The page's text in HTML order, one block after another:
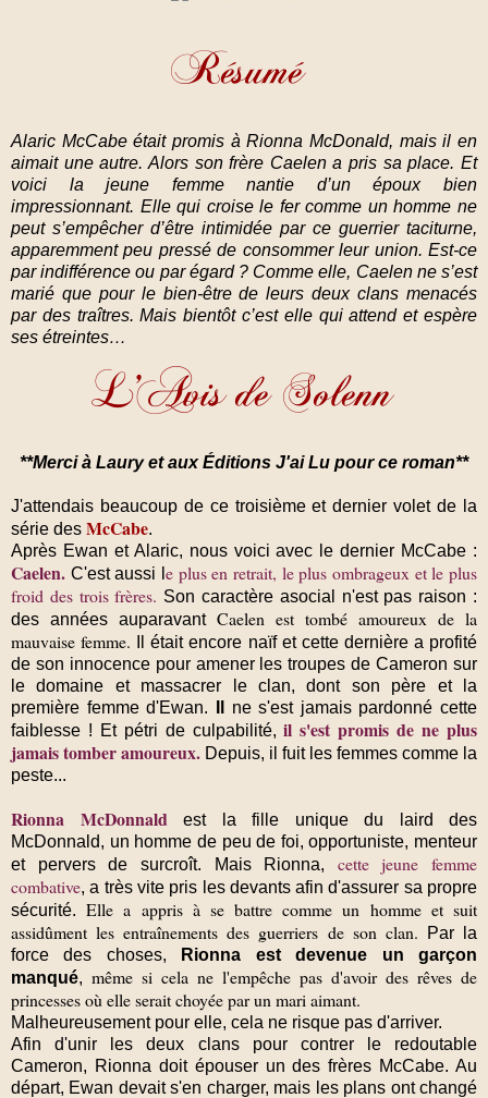
Alaric McCabe était promis à Rionna McDonald, mais il en
aimait une autre. Alors son frère Caelen a pris sa place. Et
voici la jeune femme nantie d’un époux bien
impressionnant. Elle qui croise le fer comme un homme ne
peut s’empêcher d’être intimidée par ce guerrier taciturne,
apparemment peu pressé de consommer leur union. Est-ce
par indifférence ou par égard ? Comme elle, Caelen ne s’est
marié que pour le bien-être de leurs deux clans menacés
par des traîtres. Mais bientôt c’est elle qui attend et espère
ses étreintes…
**Merci à Laury et aux Éditions J'ai Lu pour ce roman**
J'attendais beaucoup de ce troisième et dernier volet de la
série des McCabe.
Après Ewan et Alaric, nous voici avec le dernier McCabe :
Caelen. C'est aussi l e plus en retrait, le plus ombrageux et le plus
froid des trois frères. Son caractère asocial n'est pas raison :
des années auparavant Caelen est tombé amoureux de la
mauvaise femme. Il était encore naïf et cette dernière a profité
de son innocence pour amener les troupes de Cameron sur
le domaine et massacrer le clan, dont son père et la
première femme d'Ewan.
ne s'est jamais pardonné cette
faiblesse ! Et pétri de culpabilité, il s'est promis de ne plus
jamais tomber amoureux. Depuis, il fuit les femmes comme la
peste...
Rionna McDonnald est la fille unique du laird des
McDonnald, un homme de peu de foi, opportuniste, menteur
et pervers de surcroît. Mais Rionna, cette jeune femme
combative, a très vite pris les devants afin d'assurer sa propre
sécurité.Elle a appris à se battre comme un homme et suit
assidûment les entraînements des guerriers de son clan.
Par la
force des choses,
Rionna est devenue un garçon
manqué, même si cela ne l'empêche pas d'avoir des rêves de
princesses où elle serait choyée par un mari aimant.
Malheureusement pour elle, cela ne risque pas d'arriver.
Afin d'unir les deux clans pour contrer le redoutable
Cameron, Rionna doit épouser un des frères McCabe. Au
départ, Ewan devait s'en charger, mais les plans ont changé